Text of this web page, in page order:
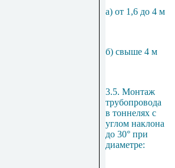
а) от 1,6 до 4 м
б) свыше 4 м
3.5. Монтаж
трубопровода
в тоннелях с
углом наклона
до 30° при
диаметре: